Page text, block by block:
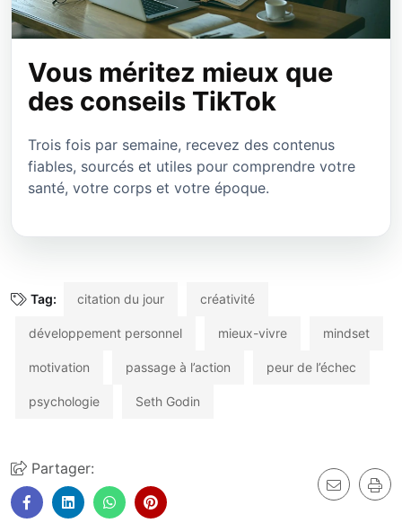
Vous méritez mieux que
des conseils TikTok
Trois fois par semaine, recevez des contenus
fiables, sourcés et utiles pour comprendre votre
santé, votre corps et votre époque.
Tag: citation du jour créativité
développement personnel mieux-vivre mindset
motivation passage à l’action peur de l’échec
psychologie Seth Godin
Partager: